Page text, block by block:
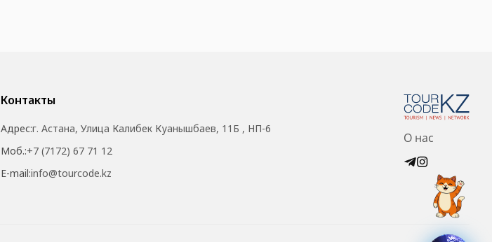
Контакты
Адрес:г. Астана, Улица Калибек Куанышбаев, 11Б , НП-6
Моб.:+7 (7172) 67 71 12
E-mail:info@tourcode.kz
О нас